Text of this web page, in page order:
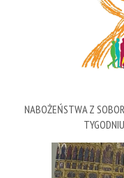
NABOŻEŃSTWA Z